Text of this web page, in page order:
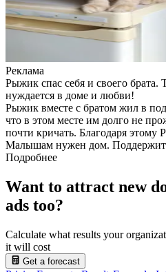
Реклама
Рыжик спас себя и своего брата.
нуждается в доме и любви!
Рыжик вместе с братом жил в
что в этом месте им долго не
почти кричать. Благодаря этому
Малышам нужен дом.
Подробнее
Want to attract new
ads too?
Calculate what results your
it will cost
Get a forecast